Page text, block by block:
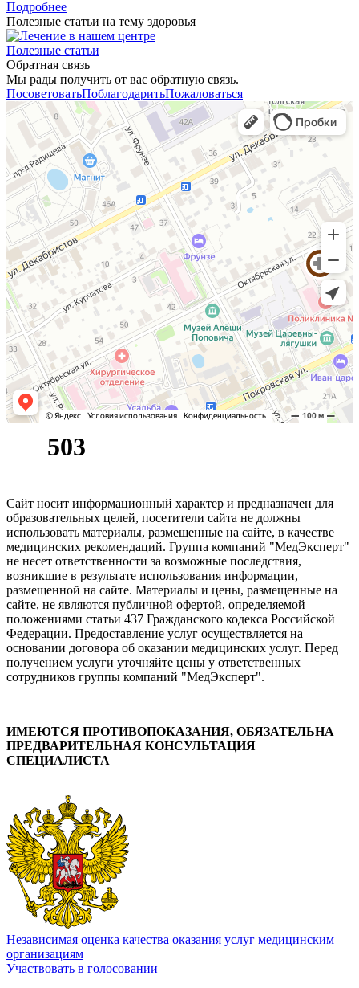
Подробнее
Полезные статьи на тему здоровья
Полезные статьи
Обратная связь
Мы рады получить от вас обратную связь.
ПосоветоватьПоблагодаритьПожаловаться
Сайт носит информационный характер и предназначен для
образовательных целей, посетители сайта не должны
использовать материалы, размещенные на сайте, в качестве
медицинских рекомендаций. Группа компаний "МедЭксперт"
не несет ответственности за возможные последствия,
возникшие в результате использования информации,
размещенной на сайте. Материалы и цены, размещенные на
сайте, не являются публичной офертой, определяемой
положениями статьи 437 Гражданского кодекса Российской
Федерации. Предоставление услуг осуществляется на
основании договора об оказании медицинских услуг. Перед
получением услуги уточняйте цены у ответственных
сотрудников группы компаний "МедЭксперт".
ИМЕЮТСЯ ПРОТИВОПОКАЗАНИЯ, ОБЯЗАТЕЛЬНА
ПРЕДВАРИТЕЛЬНАЯ КОНСУЛЬТАЦИЯ
СПЕЦИАЛИСТА
Независимая оценка качества оказания услуг медицинским
организациям
Участвовать в голосовании